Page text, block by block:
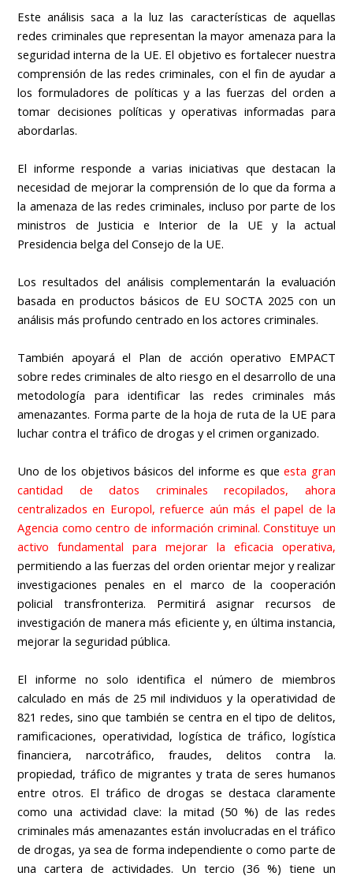
Este análisis saca a la luz las características de aquellas
redes criminales que representan la mayor amenaza para la
seguridad interna de la UE. El objetivo es fortalecer nuestra
comprensión de las redes criminales, con el fin de ayudar a
los formuladores de políticas y a las fuerzas del orden a
tomar decisiones políticas y operativas informadas para
abordarlas.
El informe responde a varias iniciativas que destacan la
necesidad de mejorar la comprensión de lo que da forma a
la amenaza de las redes criminales, incluso por parte de los
ministros de Justicia e Interior de la UE y la actual
Presidencia belga del Consejo de la UE.
Los resultados del análisis complementarán la evaluación
basada en productos básicos de EU SOCTA 2025 con un
análisis más profundo centrado en los actores criminales.
También apoyará el Plan de acción operativo EMPACT
sobre redes criminales de alto riesgo en el desarrollo de una
metodología para identificar las redes criminales más
amenazantes. Forma parte de la hoja de ruta de la UE para
luchar contra el tráfico de drogas y el crimen organizado.
Uno de los objetivos básicos del informe es queesta gran
cantidad de datos criminales recopilados, ahora
centralizados en Europol, refuerce aún más el papel de la
Agencia como centro de información criminal. Constituye un
activo fundamental para mejorar la eficacia operativa,
permitiendo a las fuerzas del orden orientar mejor y realizar
investigaciones penales en el marco de la cooperación
policial transfronteriza. Permitirá asignar recursos de
investigación de manera más eficiente y, en última instancia,
mejorar la seguridad pública.
El informe no solo identifica el número de miembros
calculado en más de 25 mil individuos y la operatividad de
821 redes, sino que también se centra en el tipo de delitos,
ramificaciones, operatividad, logística de tráfico, logística
financiera, narcotráfico, fraudes, delitos contra la.
propiedad, tráfico de migrantes y trata de seres humanos
entre otros. El tráfico de drogas se destaca claramente
como una actividad clave: la mitad (50 %) de las redes
criminales más amenazantes están involucradas en el tráfico
de drogas, ya sea de forma independiente o como parte de
una cartera de actividades. Un tercio (36 %) tiene un